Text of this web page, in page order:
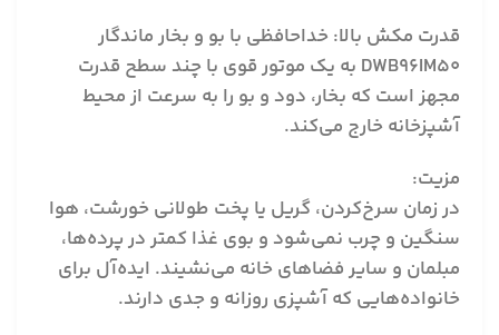
قدرت مکش بالا: خداحافظی با بو و بخار ماندگار
DWB96IM50 به یک موتور قوی با چند سطح قدرت
مجهز است که بخار، دود و بو را به سرعت از محیط
آشپزخانه خارج می‌کند.
مزیت:
در زمان سرخ‌کردن، گریل یا پخت طولانی خورشت، هوا
سنگین و چرب نمی‌شود و بوی غذا کمتر در پرده‌ها،
مبلمان و سایر فضاهای خانه می‌نشیند. ایده‌آل برای
خانواده‌هایی که آشپزی روزانه و جدی دارند.